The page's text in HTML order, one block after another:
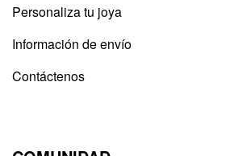
Personaliza tu joya
Información de envío
Contáctenos